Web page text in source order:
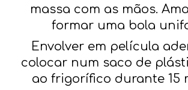
massa com as mãos.
formar uma bola
Envolver em película
colocar num saco de
ao frigorífico durante 15